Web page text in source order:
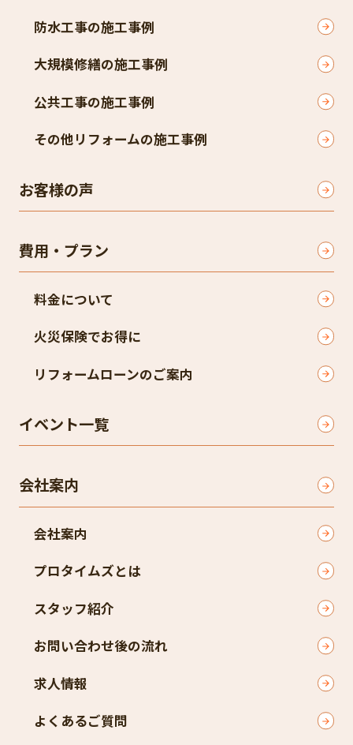
防水工事の施工事例
大規模修繕の施工事例
公共工事の施工事例
その他リフォームの施工事例
お客様の声
費用・プラン
料金について
火災保険でお得に
リフォームローンのご案内
イベント一覧
会社案内
会社案内
プロタイムズとは
スタッフ紹介
お問い合わせ後の流れ
求人情報
よくあるご質問